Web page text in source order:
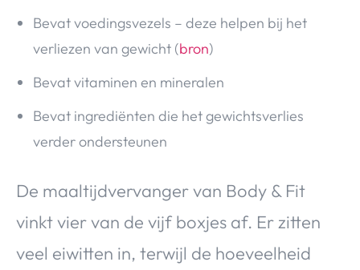
Bevat voedingsvezels – deze helpen bij het
verliezen van gewicht (bron)
Bevat vitaminen en mineralen
Bevat ingrediënten die het gewichtsverlies
verder ondersteunen
De maaltijdvervanger van Body & Fit
vinkt vier van de vijf boxjes af. Er zitten
veel eiwitten in, terwijl de hoeveelheid